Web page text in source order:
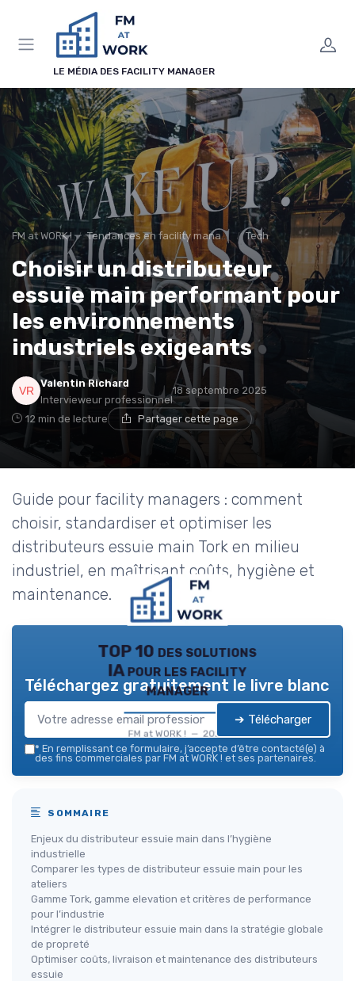
LE MÉDIA DES FACILITY MANAGER
FM at WORK ! Tendances en facility management Tech
Choisir un distributeur
essuie main performant pour
les environnements
industriels exigeants
Valentin Richard
Intervieweur professionnel
18 septembre 2025
12 min de lecture Partager cette page
Guide pour facility managers : comment
choisir, standardiser et optimiser les
distributeurs essuie main Tork en milieu
industriel, en maîtrisant coûts, hygiène et
maintenance.
TOP 10 des solutions
IA pour les facility
manager
FM at WORK ! — 2026
Téléchargez gratuitement le livre blanc
➔ Télécharger
* En remplissant ce formulaire, j’accepte d’être contacté(e) à
des fins commerciales par FM at WORK ! et ses partenaires.
SOMMAIRE
Enjeux du distributeur essuie main dans l’hygiène
industrielle
Comparer les types de distributeur essuie main pour les
ateliers
Gamme Tork, gamme elevation et critères de performance
pour l’industrie
Intégrer le distributeur essuie main dans la stratégie globale
de propreté
Optimiser coûts, livraison et maintenance des distributeurs
essuie
Panneau de gestion des cookies